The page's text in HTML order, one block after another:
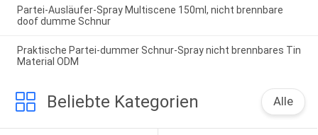
Partei-Ausläufer-Spray Multiscene 150ml, nicht brennbare
doof dumme Schnur
Praktische Partei-dummer Schnur-Spray nicht brennbares Tin
Material ODM
Beliebte Kategorien Alle